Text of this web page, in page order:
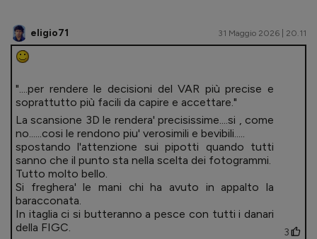
eligio71 31 Maggio 2026 | 20.11
"....per rendere le decisioni del VAR più precise e
soprattutto più facili da capire e accettare."
La scansione 3D le rendera' precisissime....si , come
no......cosi le rendono piu' verosimili e bevibili.....
spostando l'attenzione sui pipotti quando tutti
sanno che il punto sta nella scelta dei fotogrammi.
Tutto molto bello.
Si freghera' le mani chi ha avuto in appalto la
baracconata.
In itaglia ci si butteranno a pesce con tutti i danari
della FIGC.
3